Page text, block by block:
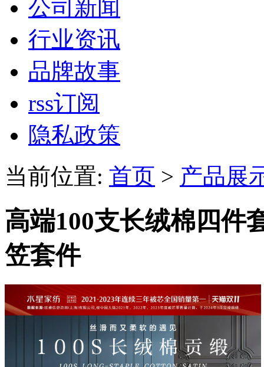
公司新闻
行业资讯
品牌故事
rss订阅
隐私政策
当前位置: 首页 > 产品展
高端100支长绒棉四件
笠套件